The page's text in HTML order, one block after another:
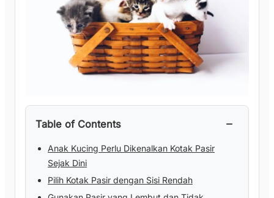
Table of Contents −
Anak Kucing Perlu Dikenalkan Kotak Pasir
Sejak Dini
Pilih Kotak Pasir dengan Sisi Rendah